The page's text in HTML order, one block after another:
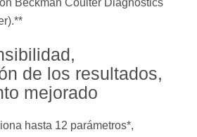
Beckman Coulter Diagnostics
de los resultados,
mejorado
hasta 12 parámetros*,